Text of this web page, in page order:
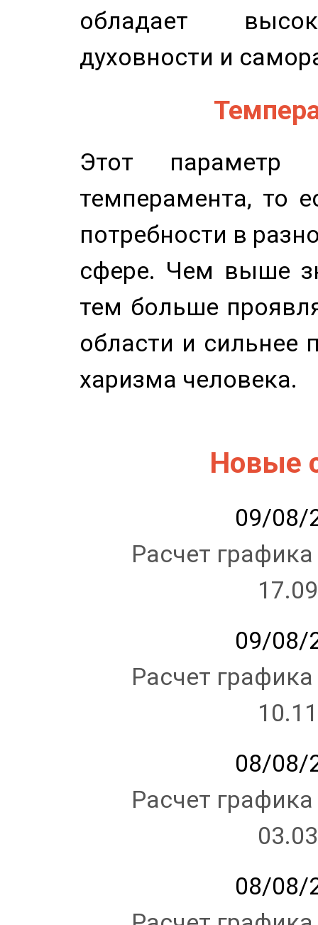
обладает
духовности и
Этот параметр
темперамента, то
потребности в
сфере. Чем выше
тем больше
области и сильнее
харизма человека.
Новые
09/08/
Расчет
09/08/
Расчет
08/08/
Расчет
08/08/